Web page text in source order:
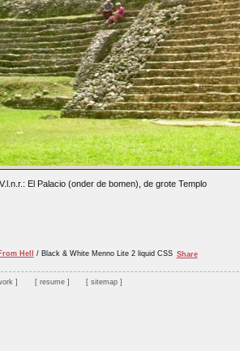
El Palacio (onder de bomen), de grote Templo
Hell / Black & White Menno Lite 2 liquid CSS Share
resume sitemap